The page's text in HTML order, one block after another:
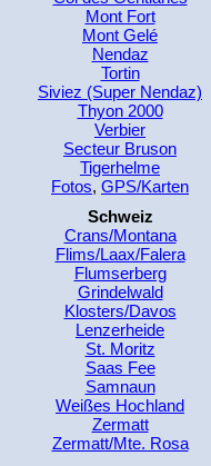
Mont Fort
Mont Gelé
Nendaz
Tortin
Siviez (Super Nendaz)
Thyon 2000
Verbier
Secteur Bruson
Tigerhelme
Fotos, GPS/Karten
Schweiz
Crans/Montana
Flims/Laax/Falera
Flumserberg
Grindelwald
Klosters/Davos
Lenzerheide
St. Moritz
Saas Fee
Samnaun
Weißes Hochland
Zermatt
Zermatt/Mte. Rosa